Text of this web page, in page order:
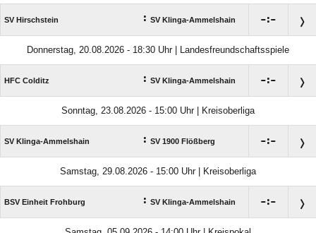
SV Hirschstein : SV Klinga-Ammelshain :
Donnerstag, 20.08.2026 - 18:30 Uhr | Landesfreundschaftsspiele
HFC Colditz : SV Klinga-Ammelshain :
Sonntag, 23.08.2026 - 15:00 Uhr | Kreisoberliga
SV Klinga-Ammelshain : SV 1900 Flößberg :
Samstag, 29.08.2026 - 15:00 Uhr | Kreisoberliga
BSV Einheit Frohburg : SV Klinga-Ammelshain :